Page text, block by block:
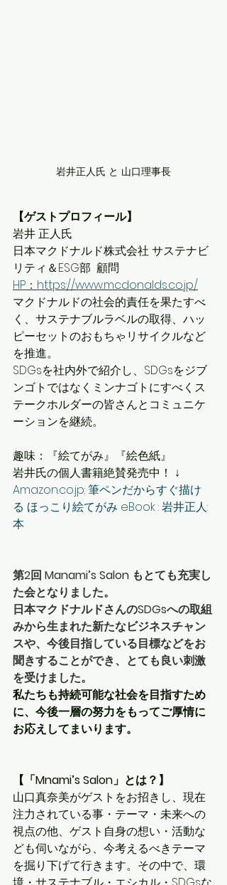
岩井正人氏 と 山口理事長
【ゲストプロフィール】
岩井 正人氏
日本マクドナルド株式会社 サステナビ
リティ＆ESG部  顧問
HP：https://www.mcdonalds.co.jp/
マクドナルドの社会的責任を果たすべ
く、サステナブルラベルの取得、ハッ
ピーセットのおもちゃリサイクルなど
を推進。
SDGsを社内外で紹介し、SDGsをジブ
ンゴトではなくミンナゴトにすべくス
テークホルダーの皆さんとコミュニケ
ーションを継続。
趣味：『絵てがみ』『絵色紙』
岩井氏の個人書籍絶賛発売中！ ↓
Amazon.co.jp: 筆ペンだからすぐ描け
る ほっこり絵てがみ eBook : 岩井正人:
本
第2回 Manami’s Salon もとても充実し
た会となりました。
日本マクドナルドさんのSDGsへの取組
みから生まれた新たなビジネスチャン
スや、今後目指している目標などをお
聞きすることができ、とても良い刺激
を受けました。
私たちも持続可能な社会を目指すため
に、今後一層の努力をもってご厚情に
お応えしてまいります。
【「Mnami’s Salon」とは？】
山口真奈美がゲストをお招きし、現在
注力されている事・テーマ・未来への
視点の他、ゲスト自身の想い・活動な
ども伺いながら、今考えるべきテーマ
を掘り下げて行きます。その中で、環